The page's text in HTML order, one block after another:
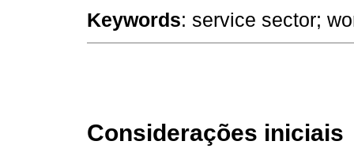
Keywords: service sector;
Considerações iniciais